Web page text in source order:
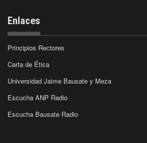
Enlaces
Principios Rectores
Carta de Ética
Universidad Jaime Bausate y Meza
Escucha ANP Radio
Escucha Bausate Radio